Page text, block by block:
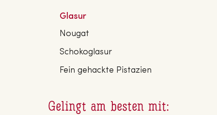
Glasur
Nougat
Schokoglasur
Fein gehackte Pistazien
Gelingt am besten mit: